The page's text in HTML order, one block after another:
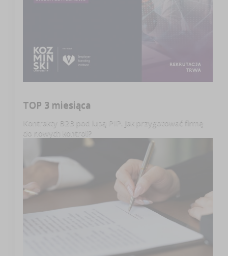
TOP 3 miesiąca
Kontrakty B2B pod lupą PIP. Jak przygotować firmę
do nowych kontroli?